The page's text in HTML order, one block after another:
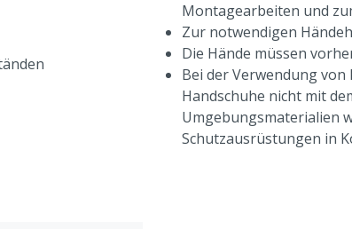
Montagearbeiten und
Zur notwendigen
Die Hände müssen
Bei der Verwendung von
Handschuhe nicht mit
Umgebungsmaterialien
Schutzausrüstungen in